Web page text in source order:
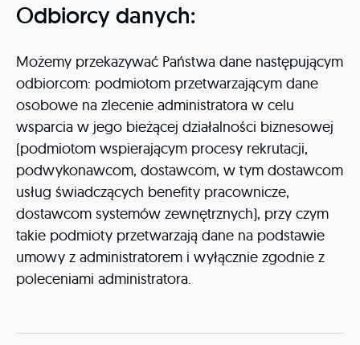
Odbiorcy danych:
Możemy przekazywać Państwa dane następującym
odbiorcom: podmiotom przetwarzającym dane
osobowe na zlecenie administratora w celu
wsparcia w jego bieżącej działalności biznesowej
(podmiotom wspierającym procesy rekrutacji,
podwykonawcom, dostawcom, w tym dostawcom
usług świadczących benefity pracownicze,
dostawcom systemów zewnętrznych), przy czym
takie podmioty przetwarzają dane na podstawie
umowy z administratorem i wyłącznie zgodnie z
poleceniami administratora.